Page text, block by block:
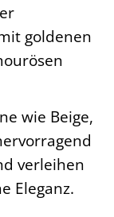
goldenen
wie Beige,
verleihen
Eleganz.